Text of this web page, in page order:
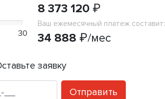
30
8 373 120 ₽
Ваш ежемесячный платеж составит:
34 888 ₽/мес
заявку
Отправить